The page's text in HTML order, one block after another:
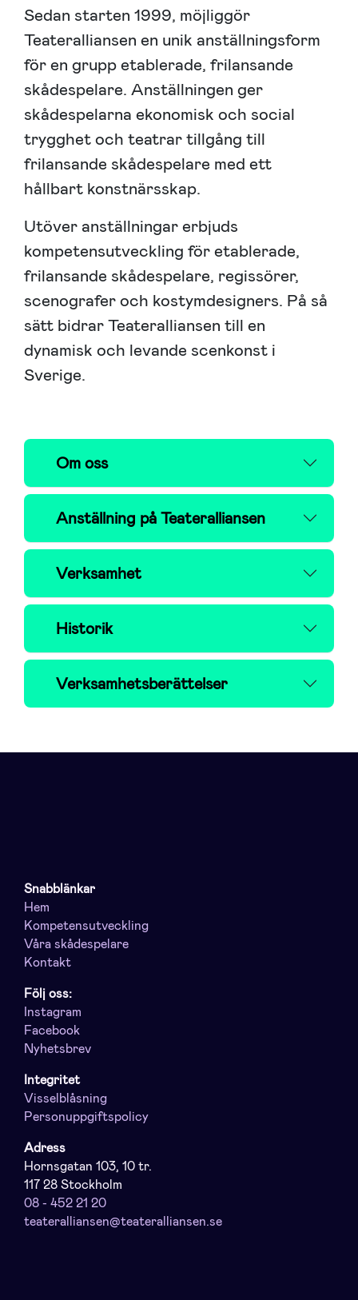
Sedan starten 1999, möjliggör
Teateralliansen en unik anställningsform
för en grupp etablerade, frilansande
skådespelare. Anställningen ger
skådespelarna ekonomisk och social
trygghet och teatrar tillgång till
frilansande skådespelare med ett
hållbart konstnärsskap.
Utöver anställningar erbjuds
kompetensutveckling för etablerade,
frilansande skådespelare, regissörer,
scenografer och kostymdesigners. På så
sätt bidrar Teateralliansen till en
dynamisk och levande scenkonst i
Sverige.
Om oss
Anställning på Teateralliansen
Verksamhet
Historik
Verksamhetsberättelser
Snabblänkar
Hem
Kompetensutveckling
Våra skådespelare
Kontakt
Följ oss:
Instagram
Facebook
Nyhetsbrev
Integritet
Visselblåsning
Personuppgiftspolicy
Adress
Hornsgatan 103, 10 tr.
117 28 Stockholm
08 - 452 21 20
teateralliansen@teateralliansen.se